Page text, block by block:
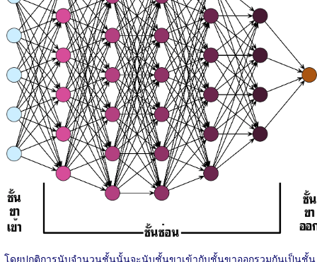
โดยปกติการนับจำนวนชั้นนั้นจะนับชั้นขาเข้ากับชั้นขาออกรวมกันเป็นชั้น